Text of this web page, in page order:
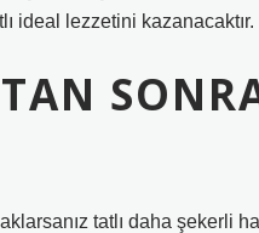
ideal lezzetini kazanacaktır.
tatlı daha şekerli